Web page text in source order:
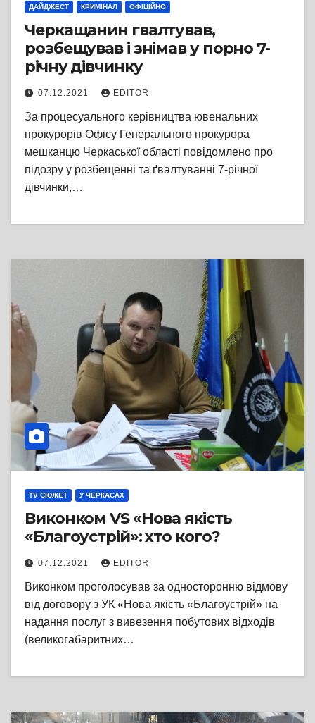
ДАЙДЖЕСТ КРИМІНАЛ ОФІЦІЙНО
Черкащанин гвалтував,
розбещував і знімав у порно 7-
річну дівчинку
07.12.2021 EDITOR
За процесуального керівництва ювенальних
прокурорів Офісу Генерального прокурора
мешканцю Черкаської області повідомлено про
підозру у розбещенні та ґвалтуванні 7-річної
дівчинки,…
TV СЮЖЕТ У ЧЕРКАСАХ
Виконком VS «Нова якість
«Благоустрій»: хто кого?
07.12.2021 EDITOR
Виконком проголосував за односторонню відмову
від договору з УК «Нова якість «Благоустрій» на
надання послуг з вивезення побутових відходів
(великогабаритних…